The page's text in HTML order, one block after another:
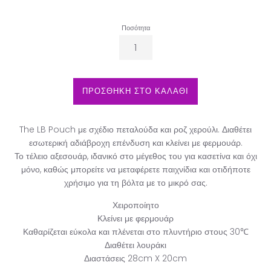
Ποσότητα
ΠΡΟΣΘΗΚΗ ΣΤΟ ΚΑΛΑΘΙ
The LB Pouch με σχέδιο πεταλούδα και ροζ χερούλι. Διαθέτει
εσωτερική αδιάβροχη επένδυση και κλείνει με φερμουάρ.
Το τέλειο αξεσουάρ, ιδανικό στο μέγεθος του για κασετίνα και όχι
μόνο, καθώς μπορείτε να μεταφέρετε παιχνίδια και οτιδήποτε
χρήσιμο για τη βόλτα με το μικρό σας.
Χειροποίητο
Κλείνει με φερμουάρ
Καθαρίζεται εύκολα και πλένεται στο πλυντήριο στους 30℃
Διαθέτει λουράκι
Διαστάσεις 28cm X 20cm